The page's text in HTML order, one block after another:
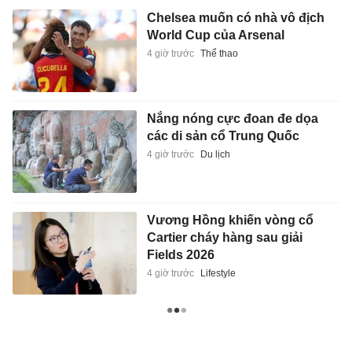
Chelsea muốn có nhà vô địch
World Cup của Arsenal
4 giờ trước Thể thao
Nắng nóng cực đoan đe dọa
các di sản cổ Trung Quốc
4 giờ trước Du lịch
Vương Hồng khiến vòng cổ
Cartier cháy hàng sau giải
Fields 2026
4 giờ trước Lifestyle